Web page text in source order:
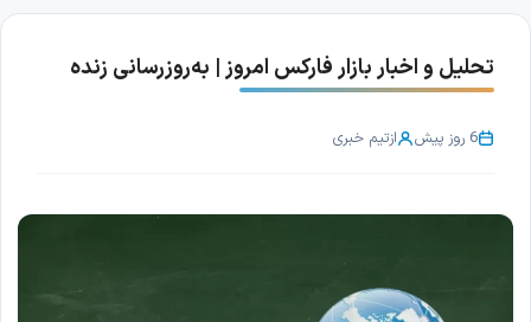
تحلیل و اخبار بازار فارکس امروز | به‌روزرسانی زنده
6 روز پیش ازتیم خبری